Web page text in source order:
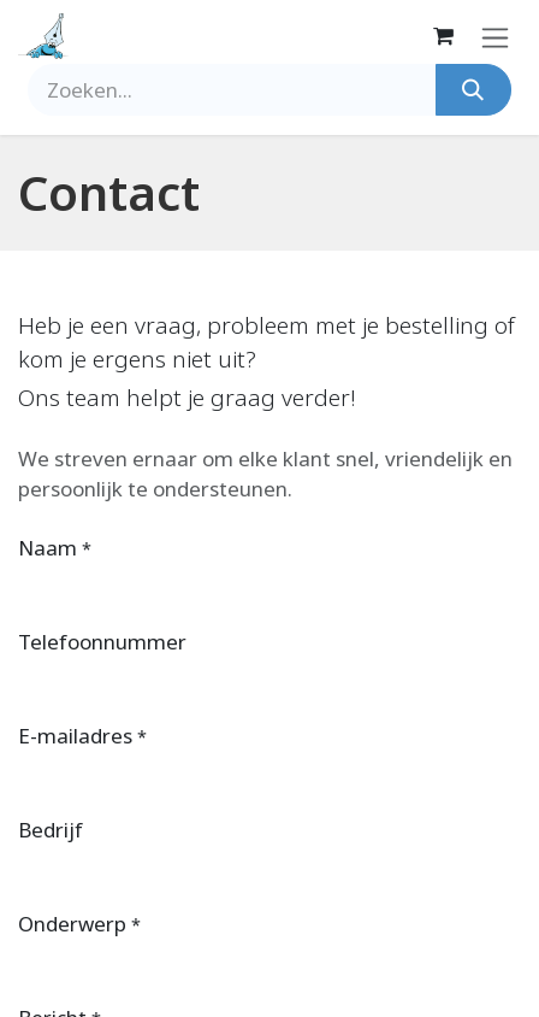
Overslaan naar inhoud
Contact
Heb je een vraag, probleem met je bestelling of
kom je ergens niet uit?
Ons team helpt je graag verder!
We streven ernaar om elke klant snel, vriendelijk en
persoonlijk te ondersteunen.
Naam *
Telefoonnummer
E-mailadres *
Bedrijf
Onderwerp *